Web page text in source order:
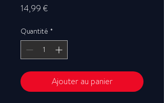
14,99 €Prix
Quantité *
Ajouter au panier